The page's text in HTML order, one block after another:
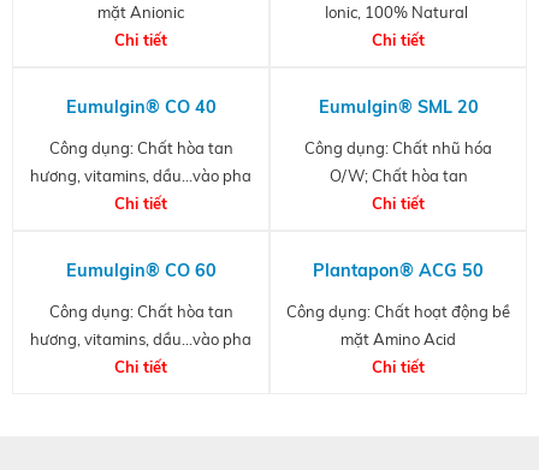
mặt Anionic
Chi tiết
Ionic, 100% Natural
Chi tiết
Eumulgin® CO 40
Công dụng: Chất hòa tan
hương, vitamins, dầu...vào pha
nước
Chi tiết
Eumulgin® SML 20
Công dụng: Chất nhũ hóa
O/W; Chất hòa tan
Chi tiết
Eumulgin® CO 60
Công dụng: Chất hòa tan
hương, vitamins, dầu...vào pha
nước
Chi tiết
Plantapon® ACG 50
Công dụng: Chất hoạt động bề
mặt Amino Acid
Chi tiết